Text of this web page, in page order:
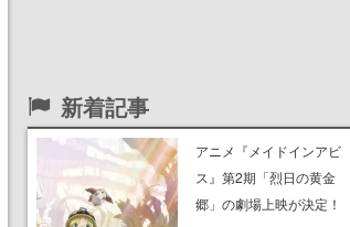
新着記事
アニメ『メイドインアビ
ス』第2期「烈日の黄金
郷」の劇場上映が決定！